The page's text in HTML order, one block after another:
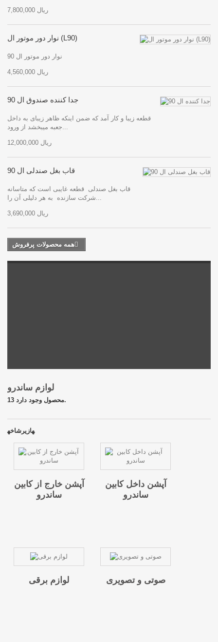
7,800,000 ریال
نوار دور موتور ال (L90)
نوار دور موتور ال 90
4,560,000 ریال
جدا کننده صندوق ال 90
قطعه زیبا و کار آمد که ضمن اینکه ظاهر زیبای به داخل
جعبه میبخشد از ورود...
12,000,000 ریال
قاب بغل صندلی ال 90
قاب بغل صندلی قطعه غایبی است که متاسانه
شرکت سازنده به هر دلیلی آن را...
3,690,000 ریال
همه محصولات پرفروش
13 محصول وجود دارد.
زیرشاخه‎ها
آپشن خارج از کابین
ساندرو
آپشن داخل کابین
ساندرو
لوازم برقی صوتی و تصویری